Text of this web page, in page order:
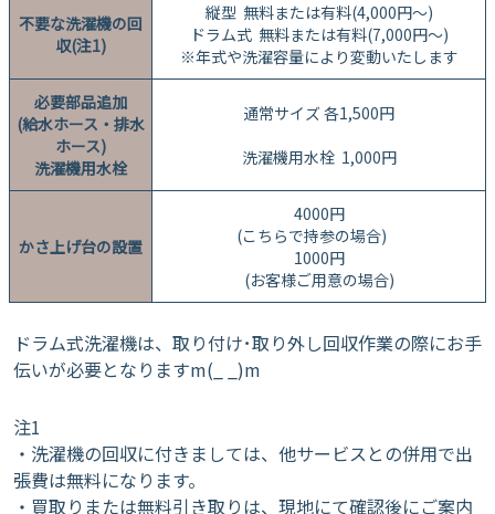
不要な洗濯機の回
収(注1)
縦型 無料または有料(4,000円～)
ドラム式 無料または有料(7,000円～)
※年式や洗濯容量により変動いたします
必要部品追加
(給水ホース・排水
ホース)
洗濯機用水栓
通常サイズ 各1,500円
洗濯機用水栓 1,000円
かさ上げ台の設置
4000円
(こちらで持参の場合)
1000円
(お客様ご用意の場合)
ドラム式洗濯機は、取り付け･取り外し回収作業の際にお手
伝いが必要となりますm(_ _)m
注1
・洗濯機の回収に付きましては、他サービスとの併用で出
張費は無料になります。
・買取りまたは無料引き取りは、現地にて確認後にご案内